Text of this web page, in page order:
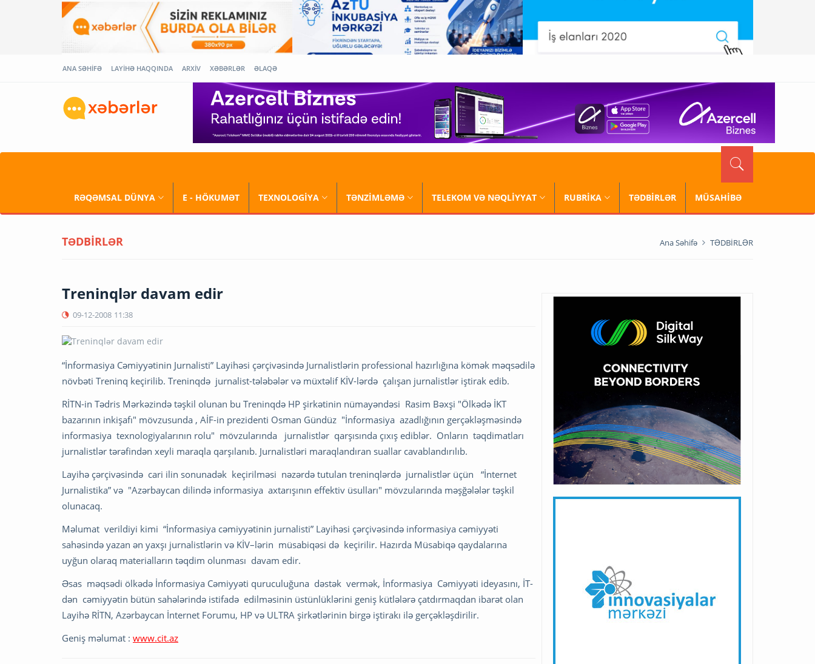
ANA SƏHİFƏ LAYİHƏ HAQQINDA ARXİV XƏBƏRLƏR ƏLAQƏ
RƏQƏMSAL DÜNYA E - HÖKUMƏT TEXNOLOGİYA TƏNZİMLƏMƏ TELEKOM VƏ NƏQLİYYAT RUBRİKA TƏDBİRLƏR MÜSAHİBƏ
TƏDBİRLƏR Ana Səhifə TƏDBİRLƏR
Treninqlər davam edir
09-12-2008 11:38
“İnformasiya Cəmiyyətinin Jurnalisti” Layihəsi çərçivəsində Jurnalistlərin professional hazırlığına kömək məqsədilə
növbəti Treninq keçirilib. Treninqdə jurnalist-tələbələr və müxtəlif KİV-lərdə çalışan jurnalistlər iştirak edib.
RİTN-in Tədris Mərkəzində təşkil olunan bu Treninqdə HP şirkətinin nümayəndəsi Rasim Bəxşi "Ölkədə İKT
bazarının inkişafı" mövzusunda , AİF-in prezidenti Osman Gündüz "İnformasiya azadlığının gerçəkləşməsində
informasiya texnologiyalarının rolu" mövzularında jurnalistlər qarşısında çıxış ediblər. Onların təqdimatları
jurnalistlər tərəfindən xeyli maraqla qarşılanıb. Jurnalistləri maraqlandıran suallar cavablandırılıb.
Layihə çərçivəsində cari ilin sonunadək keçirilməsi nəzərdə tutulan treninqlərdə jurnalistlər üçün “İnternet
Jurnalistika” və "Azərbaycan dilində informasiya axtarışının effektiv üsulları" mövzularında məşğələlər təşkil
olunacaq.
Məlumat verildiyi kimi “İnformasiya cəmiyyətinin jurnalisti” Layihəsi çərçivəsində informasiya cəmiyyəti
sahəsində yazan ən yaxşı jurnalistlərin və KİV–lərin müsabiqəsi də keçirilir. Hazırda Müsabiqə qaydalarına
uyğun olaraq materialların təqdim olunması davam edir.
Əsas məqsədi ölkədə İnformasiya Cəmiyyəti quruculuğuna dəstək vermək, İnformasiya Cəmiyyəti ideyasını, İT-
dən cəmiyyətin bütün sahələrində istifadə edilməsinin üstünlüklərini geniş kütlələrə çatdırmaqdan ibarət olan
Layihə RİTN, Azərbaycan İnternet Forumu, HP və ULTRA şirkətlərinin birgə iştirakı ilə gerçəkləşdirilir.
Geniş məlumat : www.cit.az